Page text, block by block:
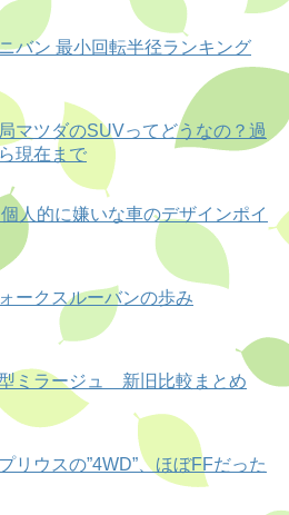
バン 最小回転半径ランキング
マツダのSUVってどうなの？過
現在まで
個人的に嫌いな車のデザインポイ
ークスルーバンの歩み
型ミラージュ 新旧比較まとめ
リウスの”4WD”、ほぼFFだった